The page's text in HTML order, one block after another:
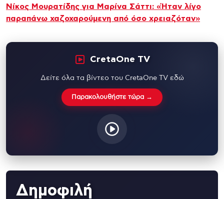
Νίκος Μουρατίδης για Μαρίνα Σάττι: «Ήταν λίγο
παραπάνω χαζοχαρούμενη από όσο χρειαζόταν»
CretaOne TV
Δείτε όλα τα βίντεο του CretaOne TV εδώ
Παρακολουθήστε τώρα →
Δημοφιλή